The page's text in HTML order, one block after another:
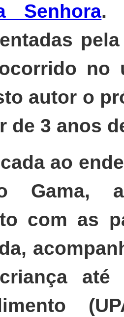
Senhora.
no
autor o
de 3 anos
ao
Gama,
com as
até